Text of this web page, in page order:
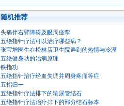
随机推荐
头痛伴右臂障碍及眼周痉挛
五绝指针疗法可以治疗哪些病？
张宝增医生在松林店卫生院遇到的热情与冷漠
五绝健身功的治病原理
铁指功
五绝指针治疗经血失调并周身疼痛等症
五指归一
五绝指针疗法排下的输尿管结石
五绝指针疗法治疗排下的部分结石标本